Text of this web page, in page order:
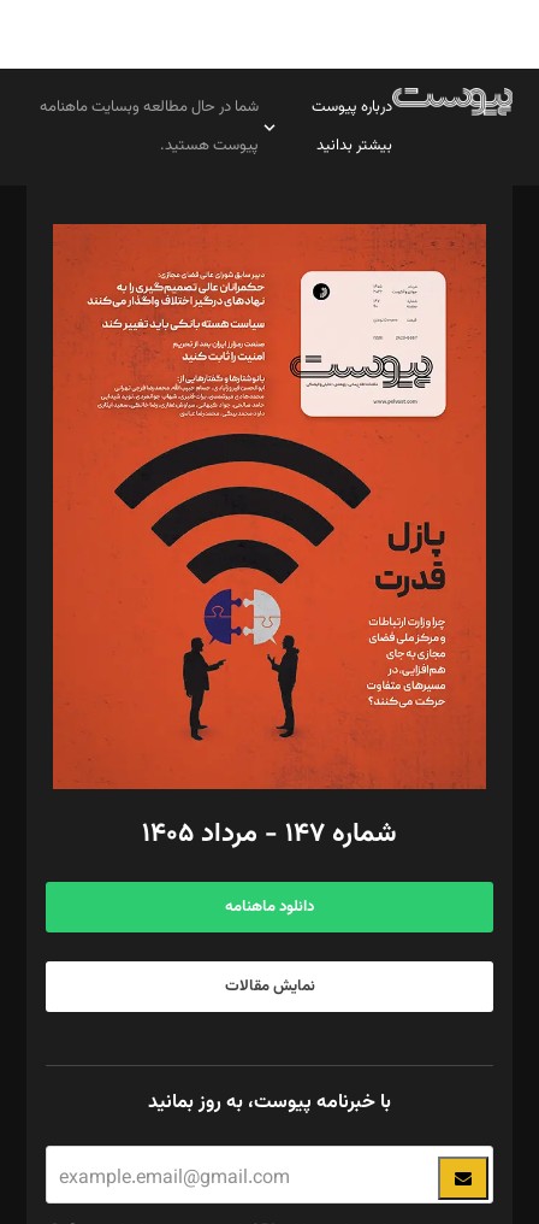
درباره پیوست
بیشتر بدانید
شما در حال مطالعه وبسایت ماهنامه
پیوست هستید.
مدیر مسئول: محمدباقر اثنی‌عشری
سردبیر: مهرک محمودی
دبیر تحریریه: میثم قاسمی
د‌بیر ناداستان: سمانه سمیع
د‌بیر خدمت و تجارت: ابوالفضل رجبی
د‌بیر حقوق فناوری: حسام‌الدین ایپکچی
د‌بیر پیوست جهان: مینا پاکدل
د‌بیر تحریریه آنلاین: بابک نقاش
تحریریه‌: مجتبی محمود‌ی، آرش برهمند، یسنا امان‌پور، سروش کرمیان،
مصطفی مسجدی آرانی، ابوالفضل رجبی، زهرا فکرانه، فائزه فتحی
رستمی،مصطفی باستان
ویرایش: نگار استاد‌‌آقا
طراح یونیفرم: مجید توکلی
فیلمبرداری و عکاسی: امیر شفیعی، مانی لطفی زاده
گرافیک و صفحه‌آرایی: سید‌سبحان‌علی ثابت
مد‌یر توسعه تجاری: کامبیز برید‌
امور مالی: شاپور رهبری، محمد‌ کاظمی‌نیا
آگهی و مشترکین: ۰۹۱۹۹۹۹۰۴۵۴
شماره ۱۴۷ - مرداد ۱۴۰۵
دانلود ماهنامه
نمایش مقالات
با خبرنامه پیوست، به روز بمانید